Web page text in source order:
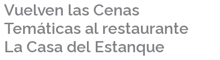
Vuelven las Cenas
Temáticas al restaurante
La Casa del Estanque